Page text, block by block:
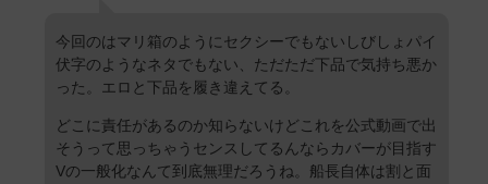
今回のはマリ箱のようにセクシーでもないしびしょパイ
伏字のようなネタでもない、ただただ下品で気持ち悪か
った。エロと下品を履き違えてる。
どこに責任があるのか知らないけどこれを公式動画で出
そうって思っちゃうセンスしてるんならカバーが目指す
Vの一般化なんて到底無理だろうね。船長自体は割と面